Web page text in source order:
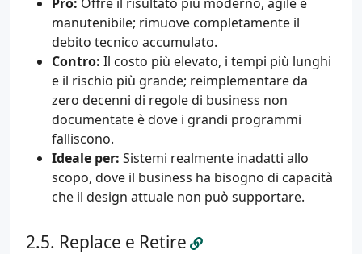
manutenibile; rimuove completamente il
debito tecnico accumulato.
Contro: Il costo più elevato, i tempi più lunghi
e il rischio più grande; reimplementare da
zero decenni di regole di business non
documentate è dove i grandi programmi
falliscono.
Ideale per: Sistemi realmente inadatti allo
scopo, dove il business ha bisogno di capacità
che il design attuale non può supportare.
Replace e Retire